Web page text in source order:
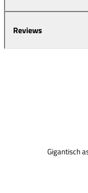
Reviews
Gigantisch